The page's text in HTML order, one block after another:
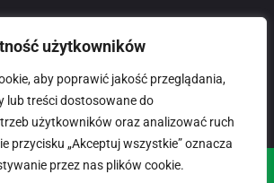
użytkowników
aby poprawić jakość przeglądania,
lub treści dostosowane do
użytkowników oraz analizować ruch
przycisku „Akceptuj wszystkie” oznacza
przez nas plików cookie.